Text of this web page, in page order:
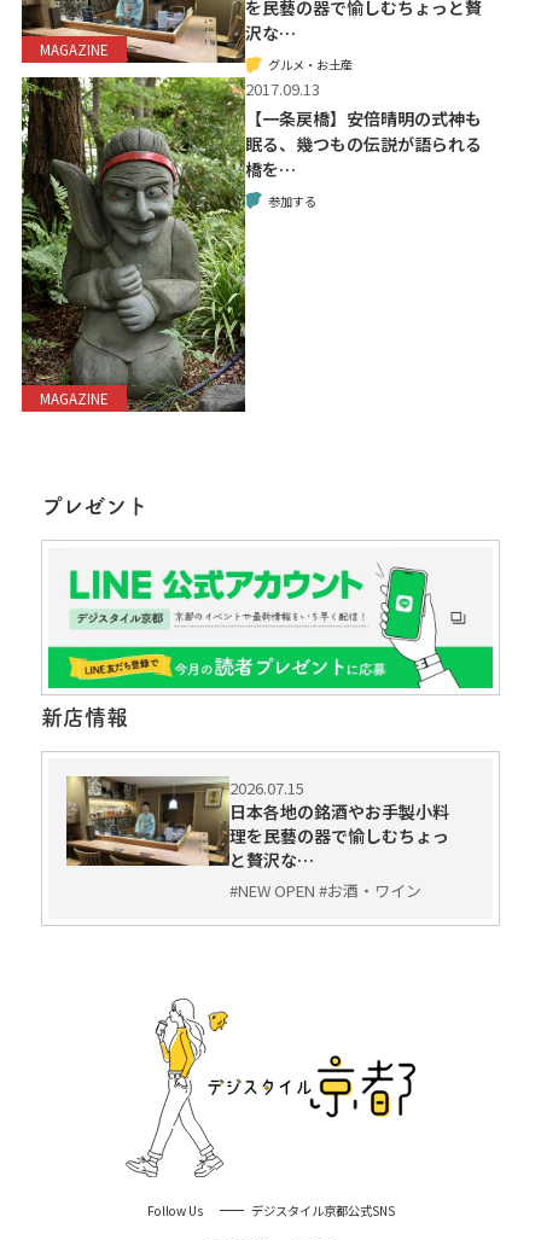
MAGAZINE
を民藝の器で愉しむちょっと贅
沢な…
グルメ・お土産
MAGAZINE
2017.09.13
【一条戻橋】安倍晴明の式神も
眠る、幾つもの伝説が語られる
橋を…
参加する
プレゼント
新店情報
2026.07.15
日本各地の銘酒やお手製小料
理を民藝の器で愉しむちょっ
と贅沢な…
#NEW OPEN #お酒・ワイン
Follow Us デジスタイル京都公式SNS